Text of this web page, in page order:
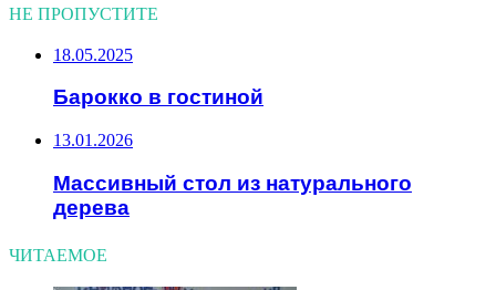
НЕ ПРОПУСТИТЕ
18.05.2025
Барокко в гостиной
13.01.2026
Массивный стол из натурального
дерева
ЧИТАЕМОЕ